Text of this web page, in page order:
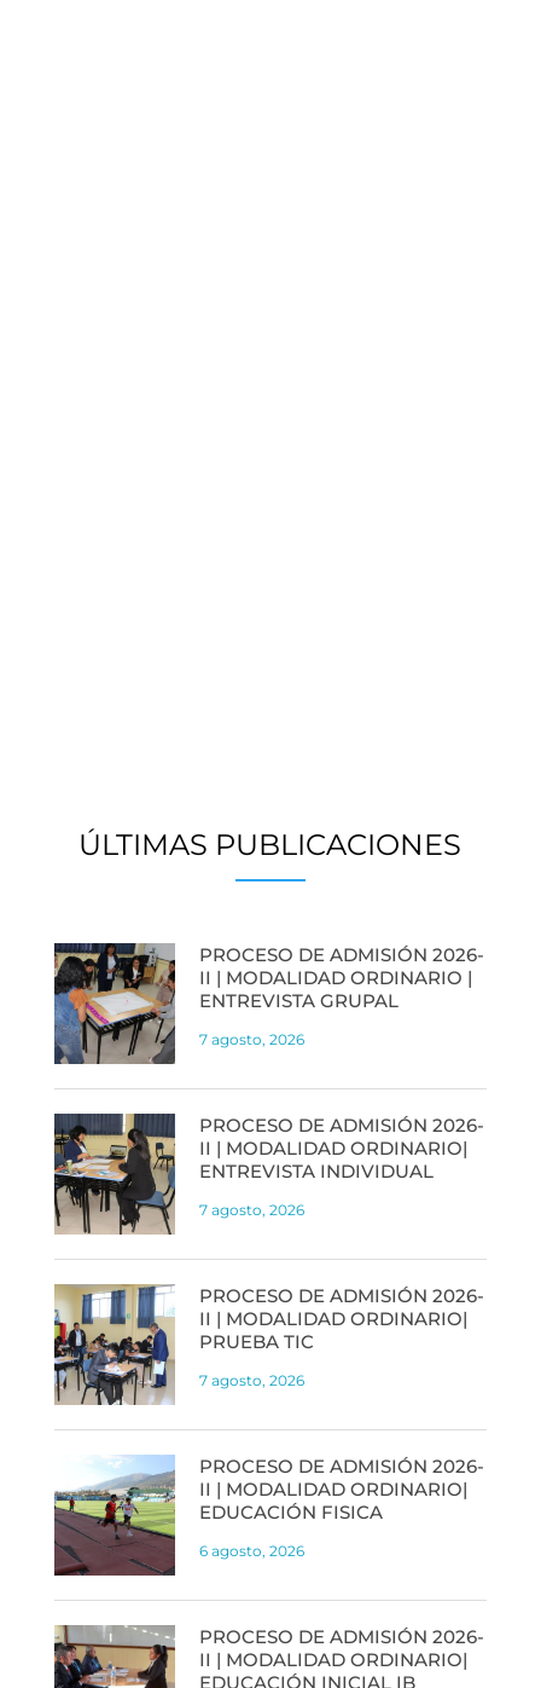
ÚLTIMAS PUBLICACIONES
PROCESO DE ADMISIÓN 2026-
II | MODALIDAD ORDINARIO |
ENTREVISTA GRUPAL
7 agosto, 2026
PROCESO DE ADMISIÓN 2026-
II | MODALIDAD ORDINARIO|
ENTREVISTA INDIVIDUAL
7 agosto, 2026
PROCESO DE ADMISIÓN 2026-
II | MODALIDAD ORDINARIO|
PRUEBA TIC
7 agosto, 2026
PROCESO DE ADMISIÓN 2026-
II | MODALIDAD ORDINARIO|
EDUCACIÓN FISICA
6 agosto, 2026
PROCESO DE ADMISIÓN 2026-
II | MODALIDAD ORDINARIO|
EDUCACIÓN INICIAL IB